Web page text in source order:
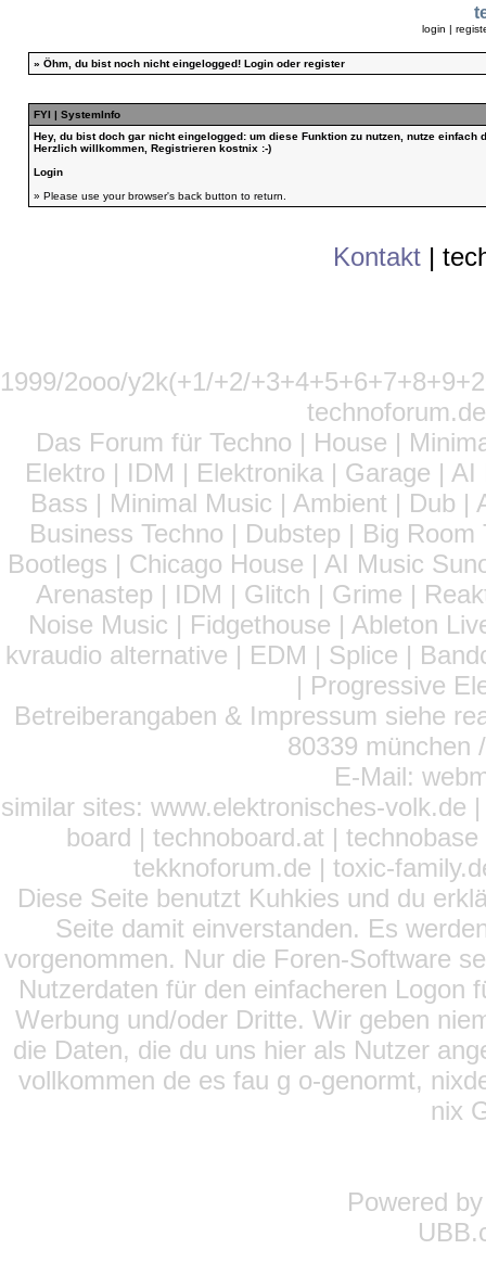
login |
» Öhm, du bist noch nicht eingelogged! Loginoder register
FYI | SystemInfo
Hey, du bist doch gar nicht eingelogged: um diese Funktion zu nutzen, nutze
Herzlich willkommen, Registrieren kostnix :-)
Login
» Please use your browser's back button to return.
Kontakt |
1999/2ooo/y2k(+1/+2/
Das Forum für Techno | House |
Elektro | IDM | Elektronika | Garage |
Bass | Minimal Music | Ambient | Dub
Business Techno | Dubstep | Big
Bootlegs | Chicago House | AI Music
Arenastep | IDM | Glitch | Grime |
Noise Music | Fidgethouse | Ableton
kvraudio alternative | EDM | Splice |
| Progressive
Betreiberangaben & Impressum siehe
80339 münchen
E-Mail:
similar sites: www.elektronisches-volk.de
board | technoboard.at |
tekknoforum.de | toxic-
Diese Seite benutzt Kuhkies und du
Seite damit einverstanden. Es
vorgenommen. Nur die Foren-Software
Nutzerdaten für den einfacheren Logon
Werbung und/oder Dritte. Wir geben
die Daten, die du uns hier als Nutzer
vollkommen de es fau g o-genormt,
nix
Powered